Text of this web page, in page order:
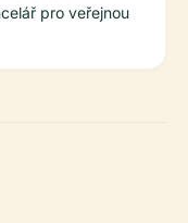
pro veřejnou